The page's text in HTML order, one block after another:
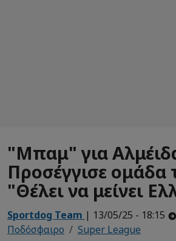
"Μπαμ" για
Προσέγγισε ομάδα
"Θέλει να μείνει
Sportdog Team | 13/05/25 - 18:15
Ποδόσφαιρο
Super League